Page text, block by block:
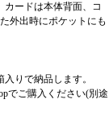
ードは本体背面、コ
外出時にポケットにも
りで納品します。
でご購入ください(別途